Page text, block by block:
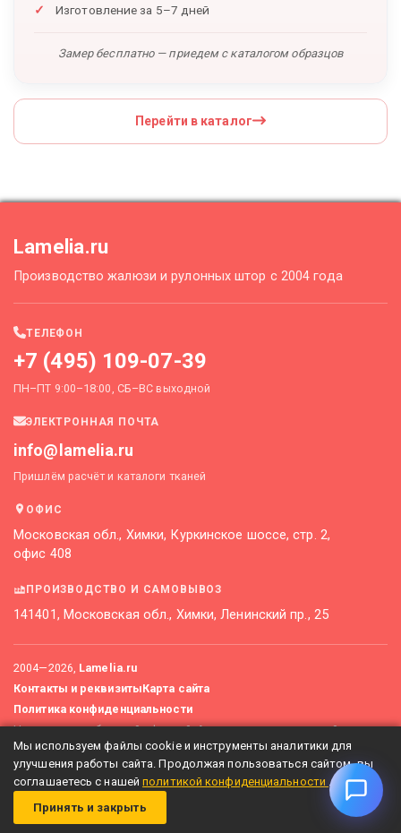
Изготовление за 5–7 дней
Замер бесплатно — приедем с каталогом образцов
Перейти в каталог
Lamelia.ru
Производство жалюзи и рулонных штор с 2004 года
ТЕЛЕФОН
+7 (495) 109-07-39
ПН–ПТ 9:00–18:00, СБ–ВС выходной
ЭЛЕКТРОННАЯ ПОЧТА
info@lamelia.ru
Пришлём расчёт и каталоги тканей
ОФИС
Московская обл., Химки, Куркинское шоссе, стр. 2,
офис 408
ПРОИЗВОДСТВО И САМОВЫВОЗ
141401, Московская обл., Химки, Ленинский пр., 25
2004—2026, Lamelia.ru
Контакты и реквизитыКарта сайта
Политика конфиденциальности
Не является публичной офертой. Актуальные цены уточняйте
у менеджеров.
Мы используем файлы cookie и инструменты аналитики для
улучшения работы сайта. Продолжая пользоваться сайтом, вы
соглашаетесь с нашейполитикой конфиденциальности .
Принять и закрыть